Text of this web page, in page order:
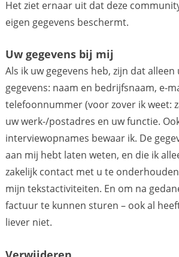
Het ziet ernaar uit dat deze
eigen gegevens beschermt.
Uw gegevens bij mij
Als ik uw gegevens heb, zijn dat alleen
gegevens: naam en bedrijfsnaam, e-
telefoonnummer (voor zover ik weet:
uw werk-/postadres en uw functie.
interviewopnames bewaar ik. De
aan mij hebt laten weten, en die ik
zakelijk contact met u te
mijn tekstactiviteiten. En om na
factuur te kunnen sturen – ook al
liever niet.